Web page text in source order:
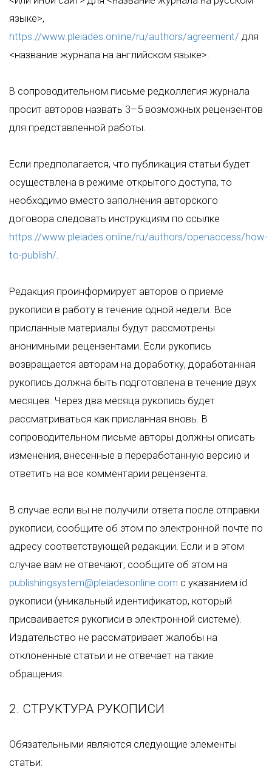
языке>,
https://www.pleiades.online/ru/authors/agreement/ для
<название журнала на английском языке>.
В сопроводительном письме редколлегия журнала
просит авторов назвать 3–5 возможных рецензентов
для представленной работы.
Если предполагается, что публикация статьи будет
осуществлена в режиме открытого доступа, то
необходимо вместо заполнения авторского
договора следовать инструкциям по ссылке
https://www.pleiades.online/ru/authors/openaccess/how-
to-publish/.
Редакция проинформирует авторов о приеме
рукописи в работу в течение одной недели. Все
присланные материалы будут рассмотрены
анонимными рецензентами. Если рукопись
возвращается авторам на доработку, доработанная
рукопись должна быть подготовлена в течение двух
месяцев. Через два месяца рукопись будет
рассматриваться как присланная вновь. В
сопроводительном письме авторы должны описать
изменения, внесенные в переработанную версию и
ответить на все комментарии рецензента.
В случае если вы не получили ответа после отправки
рукописи, сообщите об этом по электронной почте по
адресу соответствующей редакции. Если и в этом
случае вам не отвечают, сообщите об этом на
publishingsystem@pleiadesonline.com с указанием id
рукописи (уникальный идентификатор, который
присваивается рукописи в электронной системе).
Издательство не рассматривает жалобы на
отклоненные статьи и не отвечает на такие
обращения.
2. СТРУКТУРА РУКОПИСИ
Обязательными являются следующие элементы
статьи: